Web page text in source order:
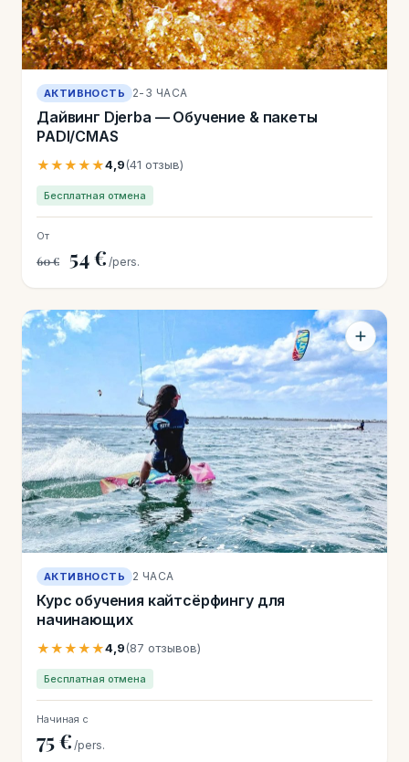
АКТИВНОСТЬ 2-3 ЧАСА
Дайвинг Djerba — Обучение & пакеты
PADI/CMAS
★★★★★4,9(41 отзыв)
Бесплатная отмена
От
60 € 54 € /pers.
АКТИВНОСТЬ 2 ЧАСА
Курс обучения кайтсёрфингу для
начинающих
★★★★★4,9(87 отзывов)
Бесплатная отмена
Начиная с
75 € /pers.